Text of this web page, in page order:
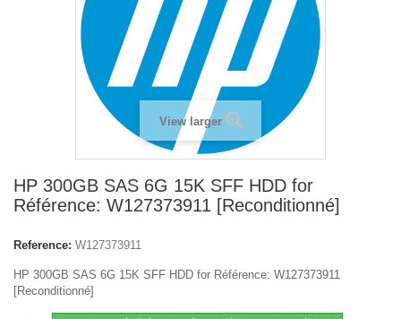
View larger
HP 300GB SAS 6G 15K SFF HDD for
Référence: W127373911 [Reconditionné]
Reference: W127373911
HP 300GB SAS 6G 15K SFF HDD for Référence: W127373911
[Reconditionné]